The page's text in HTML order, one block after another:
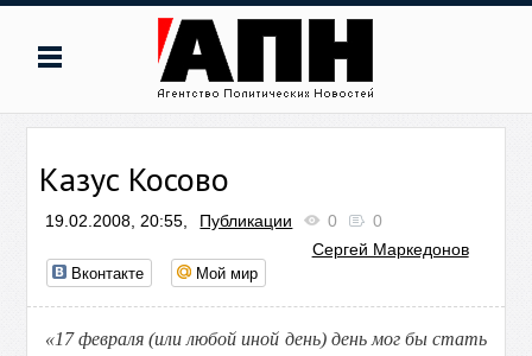
Казус Косово
19.02.2008, 20:55, Публикации 0
0
Сергей Маркедонов
Вконтакте Мой мир
«17 февраля (или любой иной день) день мог бы стать